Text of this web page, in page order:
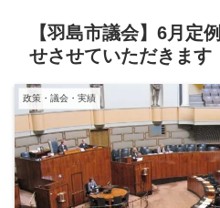
【羽島市議会】6月定
せさせていただきます
政策・議会・実績